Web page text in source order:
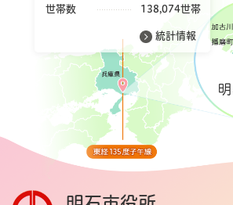
世帯数
138,074世帯
統計情報